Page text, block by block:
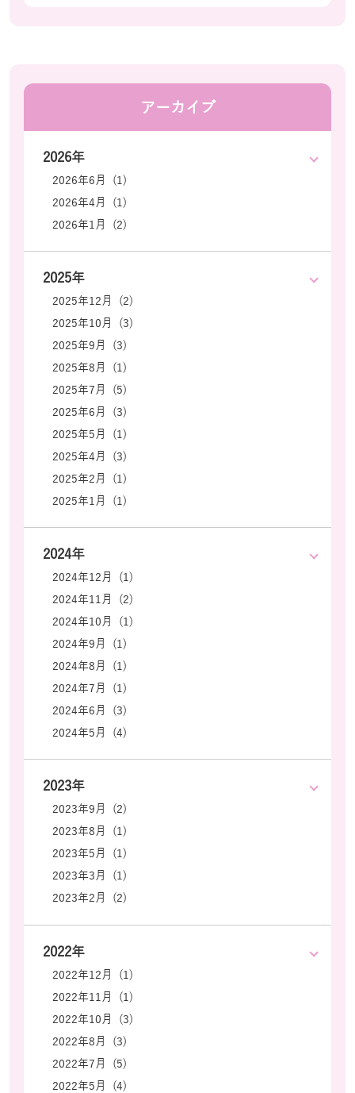
アーカイブ
2026年
2026年6月 (1)
2026年4月 (1)
2026年1月 (2)
2025年
2025年12月 (2)
2025年10月 (3)
2025年9月 (3)
2025年8月 (1)
2025年7月 (5)
2025年6月 (3)
2025年5月 (1)
2025年4月 (3)
2025年2月 (1)
2025年1月 (1)
2024年
2024年12月 (1)
2024年11月 (2)
2024年10月 (1)
2024年9月 (1)
2024年8月 (1)
2024年7月 (1)
2024年6月 (3)
2024年5月 (4)
2023年
2023年9月 (2)
2023年8月 (1)
2023年5月 (1)
2023年3月 (1)
2023年2月 (2)
2022年
2022年12月 (1)
2022年11月 (1)
2022年10月 (3)
2022年8月 (3)
2022年7月 (5)
2022年5月 (4)